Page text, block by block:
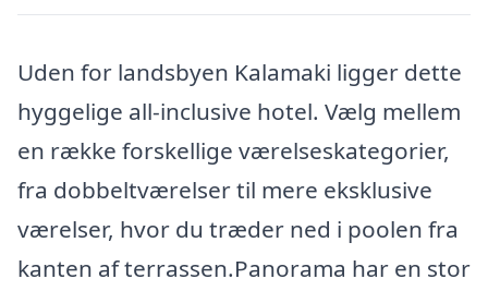
Uden for landsbyen Kalamaki ligger dette
hyggelige all-inclusive hotel. Vælg mellem
en række forskellige værelseskategorier,
fra dobbeltværelser til mere eksklusive
værelser, hvor du træder ned i poolen fra
kanten af terrassen.Panorama har en stor